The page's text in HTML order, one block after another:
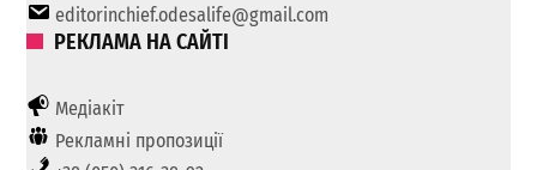
editorinchief.odesalife@gmail.com
РЕКЛАМА НА САЙТІ
Медіакіт
Рекламні пропозиції